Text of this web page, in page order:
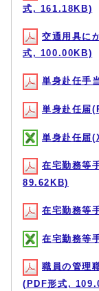
式, 161.18KB)
交通用具に
式, 100.00KB)
単身赴任手
単身赴任届
単身赴任届
在宅勤務等
89.62KB)
在宅勤務等
在宅勤務等
職員の管理
(PDF形式,